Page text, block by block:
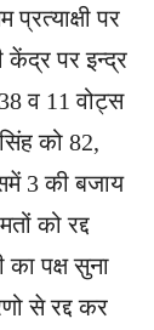
पर
केंद्र पर इन्द्र
व 11 वोट्स
को 82,
3 की बजाय
को रद्द
पक्ष सुना
से रद्द कर